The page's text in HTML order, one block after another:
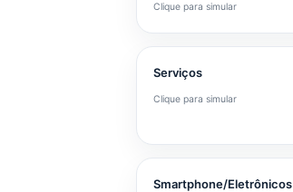
Clique para simular
Serviços
Clique para simular
Smartphone/Eletrônicos